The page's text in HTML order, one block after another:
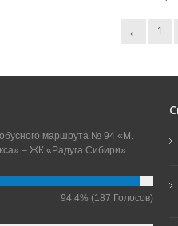
1
маршрута № 94 «М.
– ЖК «Радуга Сибири»
94.4% (187 Голосов)